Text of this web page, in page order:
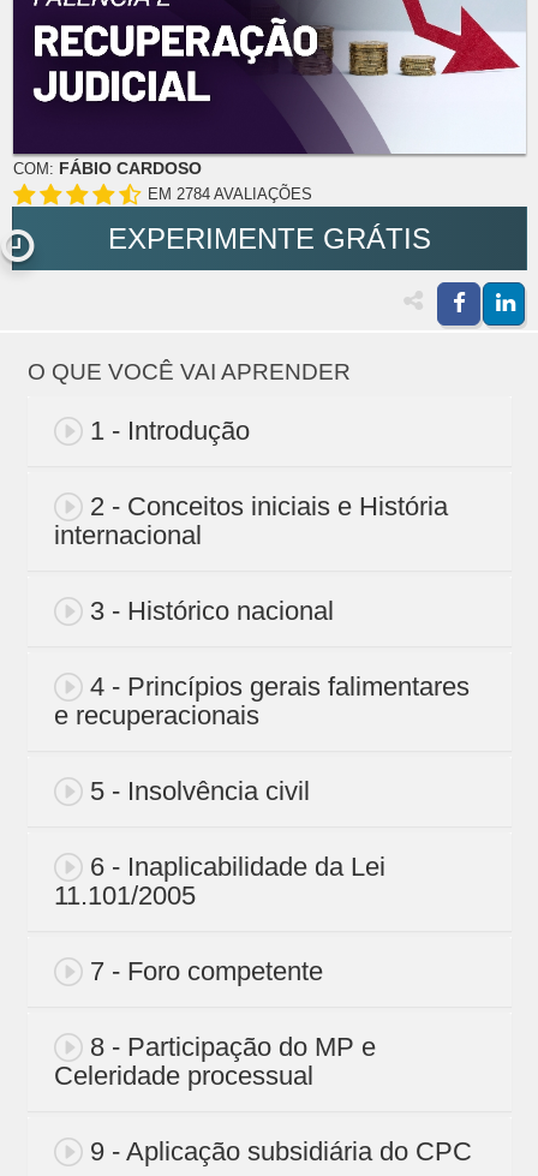
COM: FÁBIO CARDOSO
EM 2784 AVALIAÇÕES
EXPERIMENTE GRÁTIS
O QUE VOCÊ VAI APRENDER
1 - Introdução
2 - Conceitos iniciais e História
internacional
3 - Histórico nacional
4 - Princípios gerais falimentares
e recuperacionais
5 - Insolvência civil
6 - Inaplicabilidade da Lei
11.101/2005
7 - Foro competente
8 - Participação do MP e
Celeridade processual
9 - Aplicação subsidiária do CPC